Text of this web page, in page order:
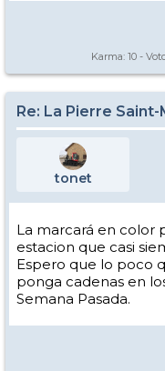
Karma: 10 -
Re: La Pierre
tonet
La marcará en color
estacion que casi
Espero que lo poco
ponga cadenas en
Semana Pasada.